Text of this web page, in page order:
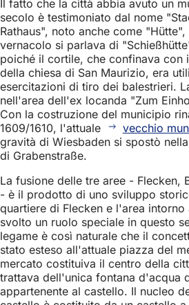
Il fatto che la città abbia avuto un
secolo è testimoniato dal nome
Rathaus", noto anche come
vernacolo si parlava di
poiché il cortile, che confinava con
della chiesa di San Maurizio, era
esercitazioni di tiro dei balestrieri.
nell'area dell'ex locanda "Zum
Con la costruzione del municipio
1609/1610, l'attuale
vecchio
gravità di Wiesbaden si spostò
di Grabenstraße.
La fusione delle tre aree - Flecken,
- è il prodotto di uno sviluppo
quartiere di Flecken e l'area intorno
svolto un ruolo speciale in questo
legame è così naturale che il
stato esteso all'attuale piazza del
mercato costituiva il centro della
trattava dell'unica fontana d'acqua
appartenente al castello. Il nucleo